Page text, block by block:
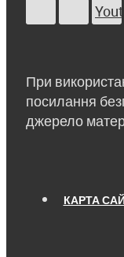
При
посилання
джерело
КАРТА